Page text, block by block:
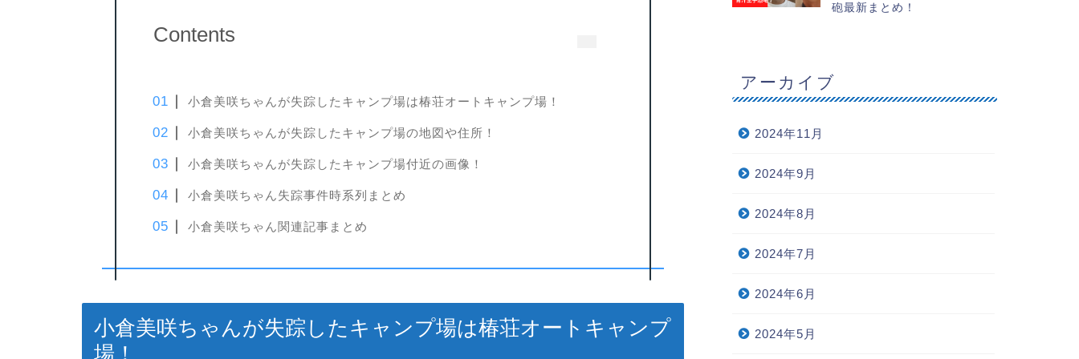
Contents
小倉美咲ちゃんが失踪したキャンプ場は椿荘オートキャンプ場！
小倉美咲ちゃんが失踪したキャンプ場の地図や住所！
小倉美咲ちゃんが失踪したキャンプ場付近の画像！
小倉美咲ちゃん失踪事件時系列まとめ
小倉美咲ちゃん関連記事まとめ
小倉美咲ちゃんが失踪したキャンプ場は椿荘オートキャンプ
場！
砲最新まとめ！
アーカイブ
2024年11月
2024年9月
2024年8月
2024年7月
2024年6月
2024年5月